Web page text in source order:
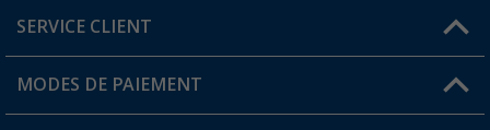
Devenir revendeur
Mon compte
SERVICE CLIENT
FAQ et contact
MODES DE PAIEMENT